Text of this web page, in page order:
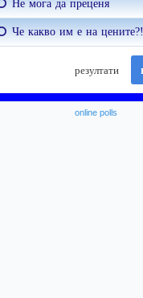
online polls